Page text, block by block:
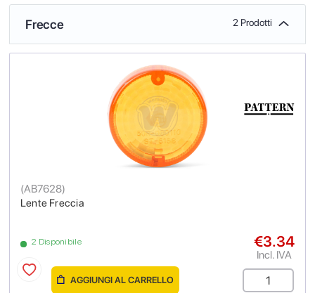
Frecce 2 Prodotti
Lente Freccia
(AB7628)
2 Disponibile €3.34
Incl. IVA
AGGIUNGI AL CARRELLO